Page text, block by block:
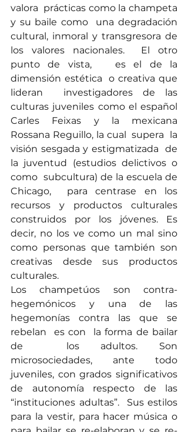
valora  prácticas como la champeta
y su baile como  una degradación
cultural, inmoral y transgresora de
los valores nacionales.  El otro
punto de vista,   es el de la
dimensión estética  o creativa que
lideran  investigadores de las
culturas juveniles como el español
Carles Feixas y la mexicana
Rossana Reguillo, la cual  supera  la
visión sesgada y estigmatizada  de
la juventud (estudios delictivos o
como  subcultura) de la escuela de
Chicago,  para centrase en los
recursos y productos culturales
construidos por los jóvenes. Es
decir, no los ve como un mal sino
como personas que también son
creativas desde sus productos
culturales.
Los champetúos son contra-
hegemónicos y una de las
hegemonías contra las que se
rebelan  es con  la forma de bailar
de  los adultos. Son
microsociedades, ante todo
juveniles, con grados significativos
de autonomía respecto de las
“instituciones adultas”.  Sus estilos
para la vestir, para hacer música o